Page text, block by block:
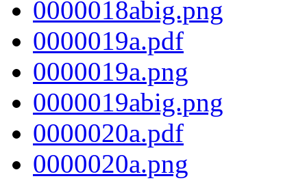
0000018abig.png
0000019a.pdf
0000019a.png
0000019abig.png
0000020a.pdf
0000020a.png